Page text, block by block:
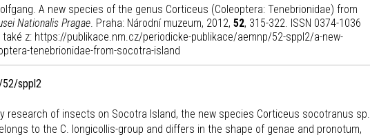
A new species of the genus Corticeus (Coleoptera: Tenebrionidae) from
Nationalis Pragae. Praha: Národní muzeum, 2012, 52, 315-322. ISSN 0374-1036
z: https://publikace.nm.cz/periodicke-publikace/aemnp/52-sppl2/a-new-
tenebrionidae-from-socotra-island
52/sppl2
research of insects on Socotra Island, the new species Corticeus socotranus sp.
to the C. longicollis-group and differs in the shape of genae and pronotum,